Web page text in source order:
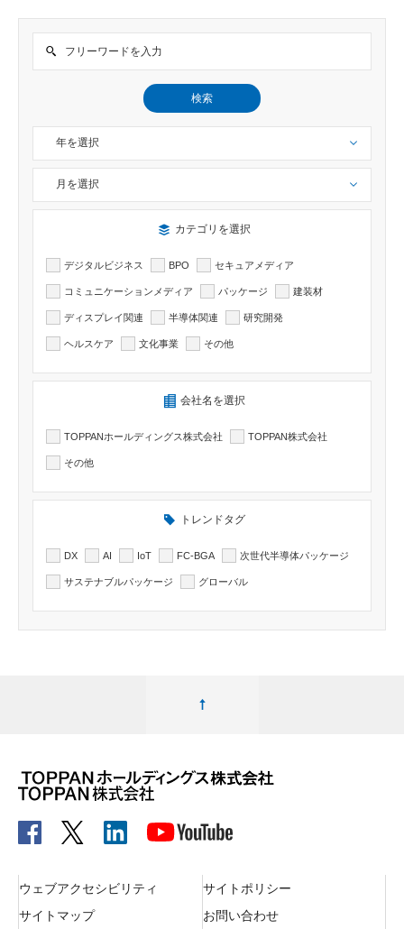
検索
年を選択
月を選択
検索したい記事のカテゴリーを選択出来ます
カテゴリを選択
デジタルビジネス BPO セキュアメディア
コミュニケーションメディア パッケージ 建装材
ディスプレイ関連 半導体関連 研究開発
ヘルスケア 文化事業 その他
検索したい記事の会社名を選択出来ます
会社名を選択
TOPPANホールディングス株式会社 TOPPAN株式会社
その他
トレンドタグ
DX AI IoT FC-BGA 次世代半導体パッケージ
サステナブルパッケージ グローバル
ウェブアクセシビリティ
サイトポリシー
サイトマップ
お問い合わせ